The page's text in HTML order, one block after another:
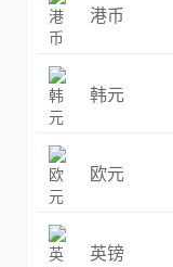
港币
韩元
欧元
英镑